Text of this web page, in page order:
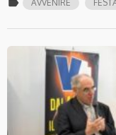
label AVVENIRE